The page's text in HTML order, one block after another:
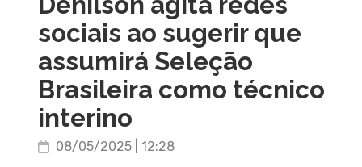
sociais ao sugerir que
assumirá Seleção
Brasileira como técnico
interino
08/05/2025 | 12:28